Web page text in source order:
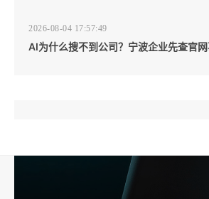
2026-08-04 17:57:49
AI为什么搜不到公司？宁波企业先查官